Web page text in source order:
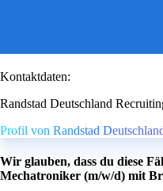
Kontaktdaten:
Randstad Deutschland
Profil von Randstad
Wir glauben, dass du diese
Mechatroniker (m/w/d) mit